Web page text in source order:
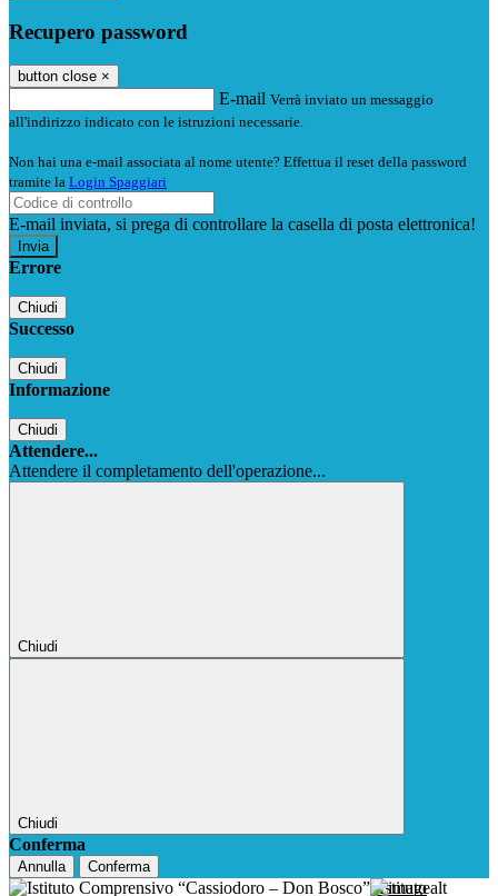
Recupero password
button close ×
E-mail Verrà inviato un messaggio
all'indirizzo indicato con le istruzioni necessarie.
Non hai una e-mail associata al nome utente? Effettua il reset della password
tramite la Login Spaggiari
E-mail inviata, si prega di controllare la casella di posta elettronica!
Errore
Chiudi
Successo
Chiudi
Informazione
Chiudi
Attendere...
Attendere il completamento dell'operazione...
Chiudi
Chiudi
Conferma
Annulla Conferma
Istituto